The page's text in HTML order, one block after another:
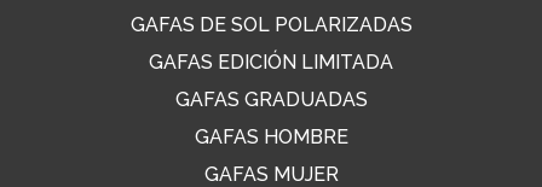
GAFAS DE SOL POLARIZADAS
GAFAS EDICIÓN LIMITADA
GAFAS GRADUADAS
GAFAS HOMBRE
GAFAS MUJER